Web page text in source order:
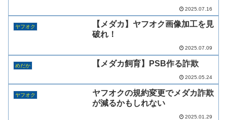
2025.07.16
ヤフオク
【メダカ】ヤフオク画像加工を見
破れ！
2025.07.09
めだか 【メダカ飼育】PSB作る詐欺
2025.05.24
ヤフオク
ヤフオクの規約変更でメダカ詐欺
が減るかもしれない
2025.01.29